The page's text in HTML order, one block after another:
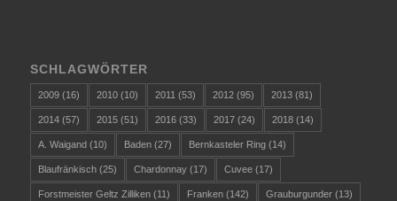
SCHLAGWÖRTER
2009(16) 2010(10) 2011 (53) 2012(95) 2013(81)
2014(57) 2015(51) 2016(33) 2017(24) 2018(14)
A. Waigand (10) Baden(27) Bernkasteler Ring(14)
Blaufränkisch(25) Chardonnay(17) Cuvee(17)
Forstmeister Geltz Zilliken(11) Franken(142) Grauburgunder(13)